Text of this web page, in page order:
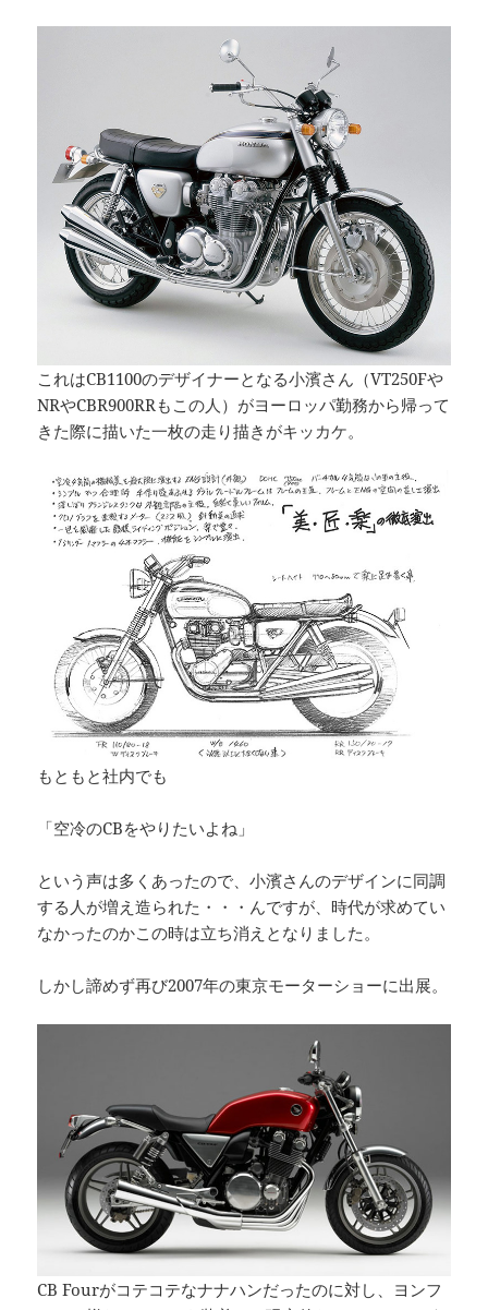
これはCB1100のデザイナーとなる小濱さん（VT250Fや
NRやCBR900RRもこの人）がヨーロッパ勤務から帰って
きた際に描いた一枚の走り描きがキッカケ。
もともと社内でも
「空冷のCBをやりたいよね」
という声は多くあったので、小濱さんのデザインに同調
する人が増え造られた・・・んですが、時代が求めてい
なかったのかこの時は立ち消えとなりました。
しかし諦めず再び2007年の東京モーターショーに出展。
CB Fourがコテコテなナナハンだったのに対し、ヨンフ